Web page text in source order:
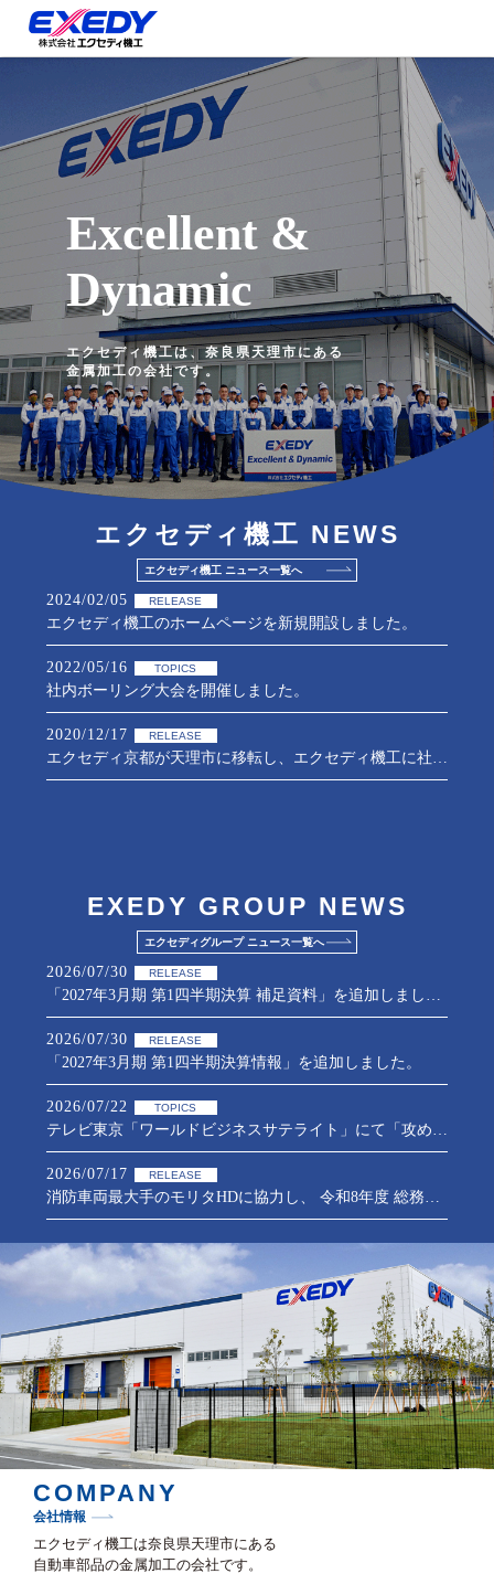
Excellent &
Dynamic
エクセディ機工は、奈良県天理市にある
金属加工の会社です。
エクセディ機工 NEWS
エクセディ機工 ニュース一覧へ
2024/02/05 RELEASE
エクセディ機工のホームページを新規開設しました。
2022/05/16 TOPICS
社内ボーリング大会を開催しました。
2020/12/17 RELEASE
EXEDY GROUP NEWS
エクセディグループ ニュース一覧へ
2026/07/30 RELEASE
2026/07/30 RELEASE
「2027年3月期 第1四半期決算情報」を追加しました。
2026/07/22 TOPICS
2026/07/17 RELEASE
2026/07/03 SPORTS
2026年度前期日本卓球リーグ福島大会で女子卓球部が2部優勝
RELEASE
自己株式の取得状況に関するお知らせ
2026/06/19 RELEASE
執行役に対する業績連動型譲渡制限付株式報酬制度の導入に関するお知らせ
2026/06/19 RELEASE
「第76回定時株主総会」を開催いたしました。
COMPANY
会社情報
エクセディ機工は奈良県天理市にある
自動車部品の金属加工の会社です。